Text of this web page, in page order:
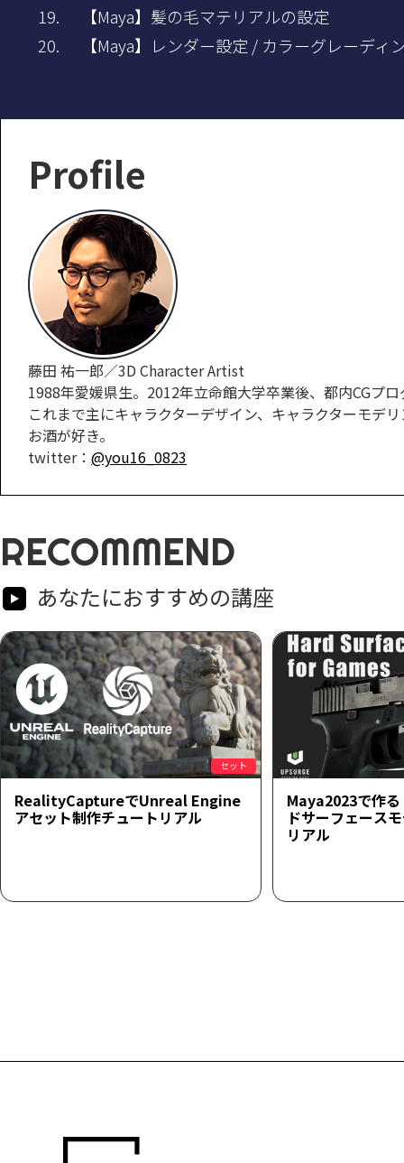
【Maya】髪の毛マテリアルの設定
【Maya】レンダー設定 / カラーグレーディ
Profile
藤田 祐一郎／3D Character Artist
1988年愛媛県生。2012年立命館大学卒業後、都内CGプ
これまで主にキャラクターデザイン、キャラクターモデ
お酒が好き。
twitter： @you16_0823
RECOMMEND
あなたにおすすめの講座
セット
RealityCaptureでUnreal Engine
アセット制作チュートリアル
Maya2023で作
ドサーフェース
リアル